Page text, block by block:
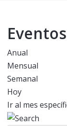
Eventos
Anual
Mensual
Semanal
Hoy
Ir al mes